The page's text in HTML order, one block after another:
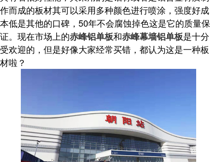
作而成的板材其可以采用多种颜色进行喷涂，强度好成
本低是其他的口碑，50年不会腐蚀掉色这是它的质量保
证。现在市场上的赤峰铝单板和赤峰幕墙铝单板是十分
受欢迎的，但是好像大家经常买错，都认为这是一种板
材啦？